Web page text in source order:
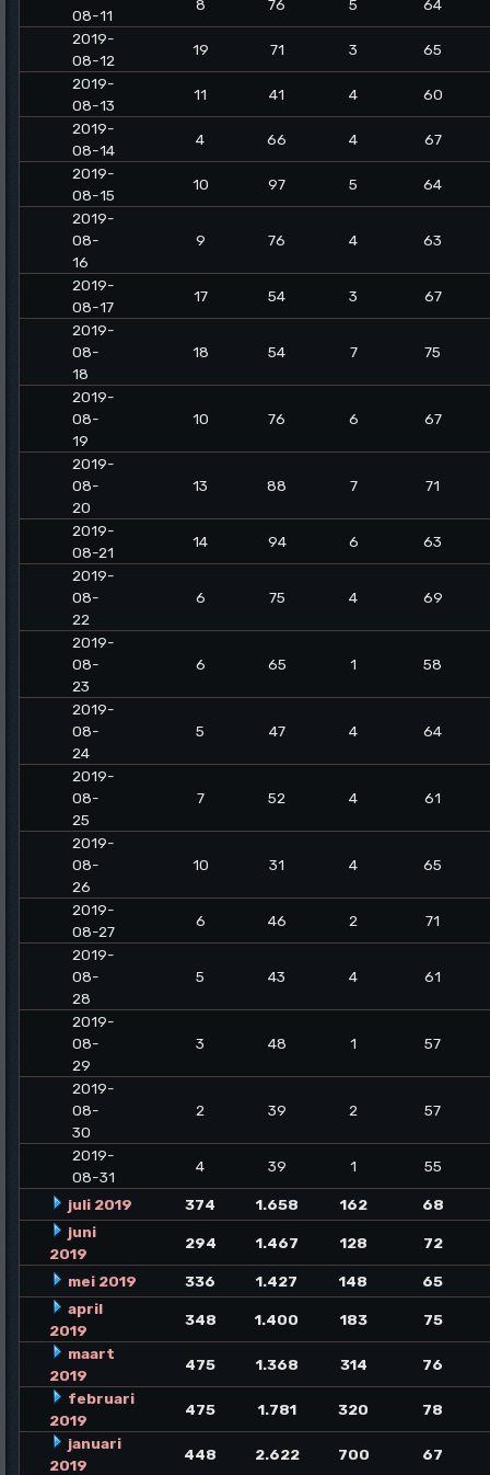
08-11
8 76 5
64
2019-
08-12
19 71 3
65
2019-
08-13
11 41 4
60
2019-
08-14
4 66 4
67
2019-
08-15
10 97 5
64
2019-
08-
16
9 76 4 63
2019-
08-17
17 54 3
67
2019-
08-
18
18 54 7 75
2019-
08-
19
10 76 6 67
2019-
08-
20
13 88 7 71
2019-
08-21
14 94 6
63
2019-
08-
22
6 75 4 69
2019-
08-
23
6 65 1 58
2019-
08-
24
5 47 4 64
2019-
08-
25
7 52 4 61
2019-
08-
26
10 31 4 65
2019-
08-27
6 46 2
71
2019-
08-
28
5 43 4 61
2019-
08-
29
3 48 1 57
2019-
08-
30
2 39 2 57
2019-
08-31
4 39 1 55
juli 2019 374 1.658 162
68
juni
2019
294 1.467 128 72
mei 2019 336 1.427 148
65
april
2019
348 1.400 183
75
maart
2019
475 1.368 314
76
februari
2019
475 1.781 320
78
januari
2019
448 2.622 700 67